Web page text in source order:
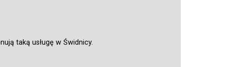
taką usługę w Świdnicy.